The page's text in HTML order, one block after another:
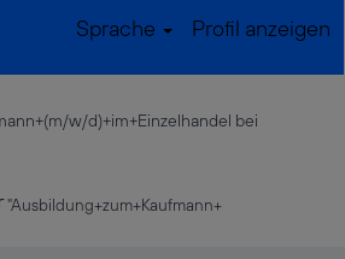
Sprache Profil anzeigen
w/d)+im+Einzelhandel bei
"Ausbildung+zum+Kaufmann+